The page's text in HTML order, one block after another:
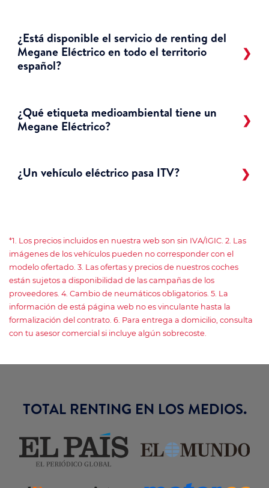
¿Está disponible el servicio de renting del
Megane Eléctrico en todo el territorio
español?
¿Qué etiqueta medioambiental tiene un
Megane Eléctrico?
¿Un vehículo eléctrico pasa ITV?
*1. Los precios incluidos en nuestra web son sin IVA/IGIC. 2. Las
imágenes de los vehículos pueden no corresponder con el
modelo ofertado. 3. Las ofertas y precios de nuestros coches
están sujetos a disponibilidad de las campañas de los
proveedores. 4. Cambio de neumáticos obligatorios. 5. La
información de está página web no es vinculante hasta la
formalización del contrato. 6. Para entrega a domicilio, consulta
con tu asesor comercial si incluye algún sobrecoste.
TOTAL RENTING EN LOS MEDIOS.